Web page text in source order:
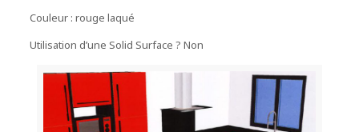
Couleur : rouge laqué
Utilisation d’une Solid Surface ? Non